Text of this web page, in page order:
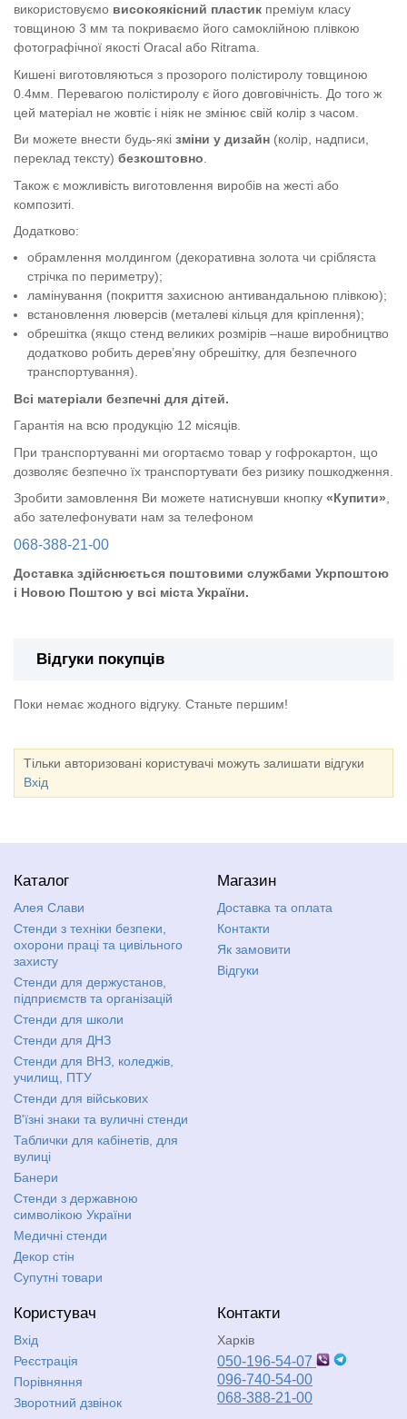
використовуємо високоякісний пластик преміум класу
товщиною 3 мм та покриваємо його самоклійною плівкою
фотографічної якості Oracal або Ritrama.
Кишені виготовляються з прозорого полістиролу товщиною
0.4мм. Перевагою полістиролу є його довговічність. До того ж
цей матеріал не жовтіє і ніяк не змінює свій колір з часом.
Ви можете внести будь-які зміни у дизайн (колір, надписи,
переклад тексту) безкоштовно.
Також є можливість виготовлення виробів на жесті або
композиті.
Додатково:
обрамлення молдингом (декоративна золота чи срібляста
стрічка по периметру);
ламінування (покриття захисною антивандальною плівкою);
встановлення люверсів (металеві кільця для кріплення);
обрешітка (якщо стенд великих розмірів –наше виробництво
додатково робить дерев’яну обрешітку, для безпечного
транспортування).
Всі матеріали безпечні для дітей.
Гарантія на всю продукцію 12 місяців.
При транспортуванні ми огортаємо товар у гофрокартон, що
дозволяє безпечно їх транспортувати без ризику пошкодження.
Зробити замовлення Ви можете натиснувши кнопку «Купити»
або зателефонувати нам за телефоном
068-388-21-00
Доставка здійснюється поштовими службами Укрпоштою
і Новою Поштою у всі міста України.
Відгуки покупців
Поки немає жодного відгуку. Станьте першим!
Тільки авторизовані користувачі можуть залишати відгуки
Вхід
Каталог
Алея Слави
Стенди з техніки безпеки,
охорони праці та цивільного
захисту
Стенди для держустанов,
підприємств та організацій
Стенди для школи
Стенди для ДНЗ
Стенди для ВНЗ, коледжів,
училищ, ПТУ
Стенди для військових
В'їзні знаки та вуличні стенди
Таблички для кабінетів, для
вулиці
Банери
Стенди з державною
символікою України
Медичні стенди
Декор стін
Супутні товари
Магазин
Доставка та оплата
Контакти
Як замовити
Відгуки
Користувач
Вхід
Реєстрація
Порівняння
Зворотний дзвінок
Контакти
Харків
050-196-54-07
096-740-54-00
068-388-21-00